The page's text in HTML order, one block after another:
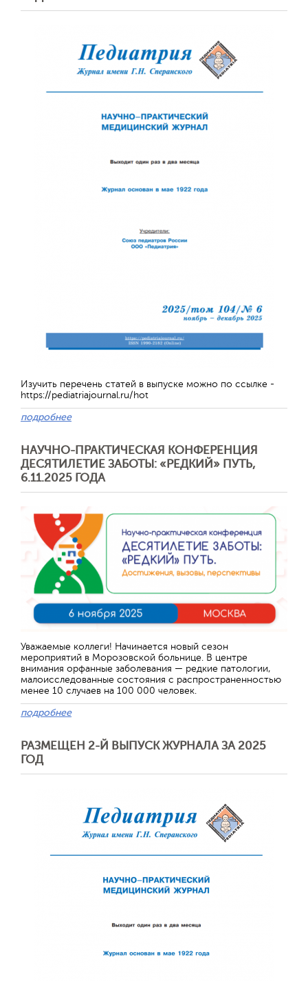
Изучить перечень статей в выпуске можно по ссылке -
https://pediatriajournal.ru/hot
подробнее
НАУЧНО-ПРАКТИЧЕСКАЯ КОНФЕРЕНЦИЯ
ДЕСЯТИЛЕТИЕ ЗАБОТЫ: «РЕДКИЙ» ПУТЬ,
6.11.2025 ГОДА
Уважаемые коллеги! Начинается новый сезон
мероприятий в Морозовской больнице. В центре
внимания орфанные заболевания — редкие патологии,
малоисследованные состояния с распространенностью
менее 10 случаев на 100 000 человек.
подробнее
РАЗМЕЩЕН 2-Й ВЫПУСК ЖУРНАЛА ЗА 2025
ГОД
Отправить